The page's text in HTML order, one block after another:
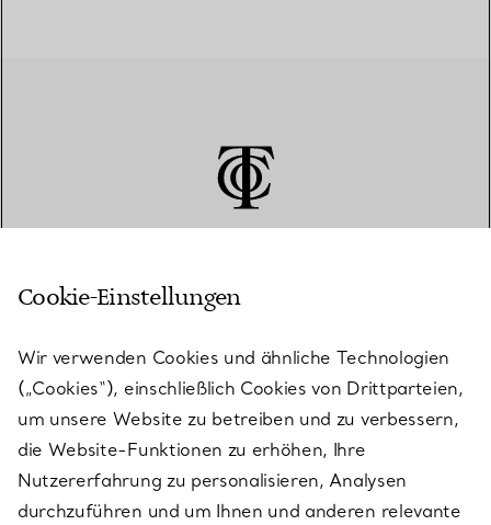
KUNDENSERVICE
SERVICES
ÜBER TIFFANY & CO.
Cookie-Einstellungen
Wir verwenden Cookies und ähnliche Technologien
(„Cookies“), einschließlich Cookies von Drittparteien,
um unsere Website zu betreiben und zu verbessern,
die Website-Funktionen zu erhöhen, Ihre
Nutzererfahrung zu personalisieren, Analysen
durchzuführen und um Ihnen und anderen relevante